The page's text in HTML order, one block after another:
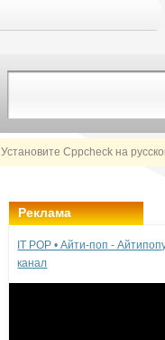
Установите Cppcheck на
Реклама
IT POP • Айти-поп -
канал